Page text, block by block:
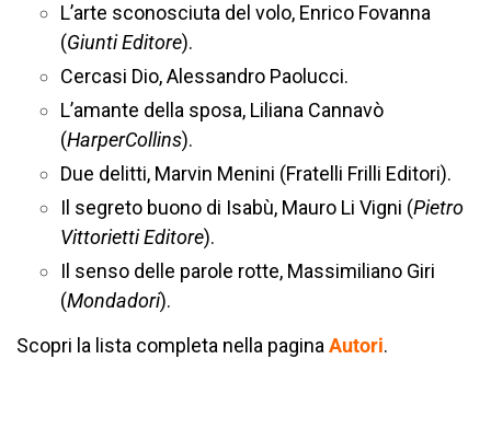
L’arte sconosciuta del volo, Enrico Fovanna
(Giunti Editore).
Cercasi Dio, Alessandro Paolucci.
L’amante della sposa, Liliana Cannavò
(HarperCollins).
Due delitti, Marvin Menini (Fratelli Frilli Editori).
Il segreto buono di Isabù, Mauro Li Vigni (Pietro
Vittorietti Editore).
Il senso delle parole rotte, Massimiliano Giri
(Mondadori).
Scopri la lista completa nella paginaAutori.